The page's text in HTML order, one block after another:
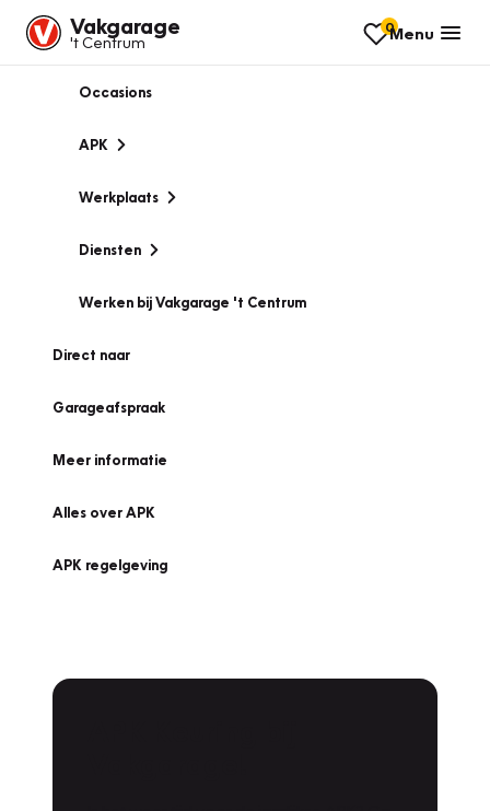
Vakgarage
't Centrum
0Menu
Occasions
APK
Werkplaats
Diensten
Werken bij Vakgarage 't Centrum
Direct naar
Garageafspraak
Meer informatie
Alles over APK
APK regelgeving